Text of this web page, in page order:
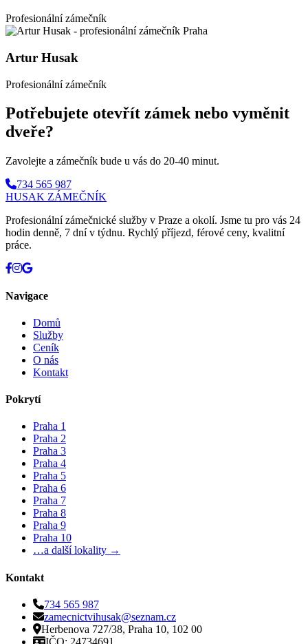
Profesionální zámečník
Artur Husak
Profesionální zámečník
Potřebujete otevřít zámek nebo vyměnit
dveře?
Zavolejte a zámečník bude u vás do 20-40 minut.
734 565 987
HUSAK ZÁMEČNÍK
Profesionální zámečnické služby v Praze a okolí. Jsme tu pro vás 24
hodin denně, 7 dní v týdnu. Rychlý příjezd, férové ceny, kvalitní
práce.
Navigace
Domů
Služby
Ceník
O nás
Kontakt
Pokrytí
Praha 1
Praha 2
Praha 3
Praha 4
Praha 5
Praha 6
Praha 7
Praha 8
Praha 9
Praha 10
…a další lokality →
Kontakt
734 565 987
zamecnictvihusak@seznam.cz
Herbenova 727/38, Praha 10, 102 00
IČO: 24734691